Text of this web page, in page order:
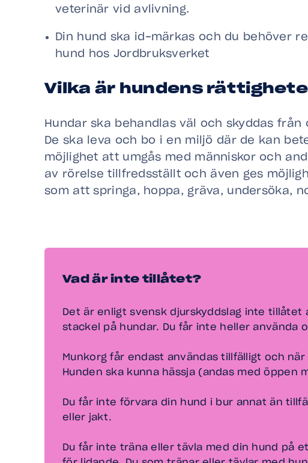
veterinär vid avlivning.
Din hund ska id-märkas och du behöver
hund hos Jordbruksverket
Vilka är hundens
Hundar ska behandlas väl och skyddas
De ska leva och bo i en miljö där de kan
möjlighet att umgås med människor och
av rörelse tillfredsställt och även ges
som att springa, hoppa, gräva, undersöka,
Vad är inte tillåtet?
Det är enligt svensk djurskyddslag inte tillåtet
stackel på hundar. Du får inte heller använda
Munkorg får endast användas tillfälligt och
Hunden ska kunna hässja (andas med öppen
Du får inte förvara din hund i bur annat än
eller jakt.
Du får inte träna eller tävla med din hund på